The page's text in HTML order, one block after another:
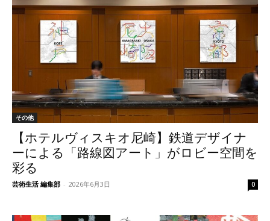
その他
【ホテルヴィスキオ尼崎】鉄道デザイナ
ーによる「路線図アート」がロビー空間を
彩る
芸術生活 編集部 - 2026年6月3日 0